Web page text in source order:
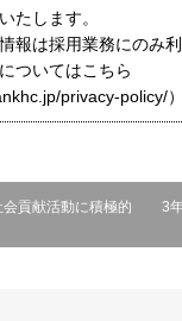
たします。
報は採用業務にのみ利
ついてはこちら
privacy-policy/
会貢献活動に積極的
3